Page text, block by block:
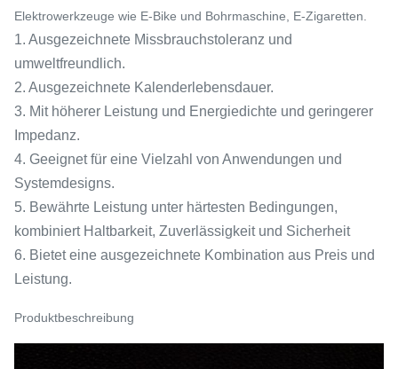
Elektrowerkzeuge wie E-Bike und Bohrmaschine, E-Zigaretten.
1. Ausgezeichnete Missbrauchstoleranz und
umweltfreundlich.
2. Ausgezeichnete Kalenderlebensdauer.
3. Mit höherer Leistung und Energiedichte und geringerer
Impedanz.
4. Geeignet für eine Vielzahl von Anwendungen und
Systemdesigns.
5. Bewährte Leistung unter härtesten Bedingungen,
kombiniert Haltbarkeit, Zuverlässigkeit und Sicherheit
6. Bietet eine ausgezeichnete Kombination aus Preis und
Leistung.​
Produktbeschreibung